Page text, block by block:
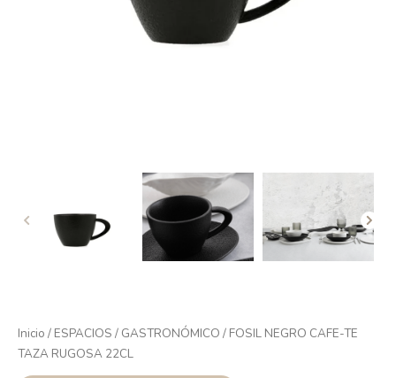
Inicio / ESPACIOS / GASTRONÓMICO / FOSIL NEGRO CAFE-TE
TAZA RUGOSA 22CL